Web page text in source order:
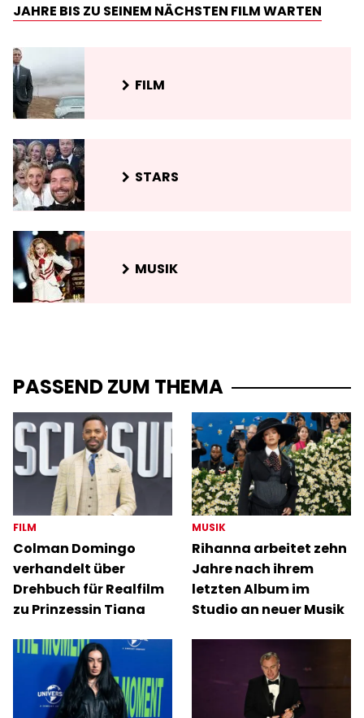
JAHRE BIS ZU SEINEM NÄCHSTEN FILM WARTEN
FILM
STARS
MUSIK
PASSEND ZUM THEMA
FILM
Colman Domingo
verhandelt über
Drehbuch für Realfilm
zu Prinzessin Tiana
MUSIK
Rihanna arbeitet zehn
Jahre nach ihrem
letzten Album im
Studio an neuer Musik